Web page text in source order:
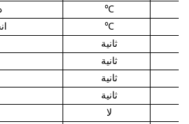
℃
℃
ثانية
ثانية
ثانية
ثانية
لا